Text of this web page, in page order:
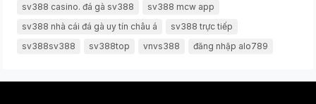
sv388 casino. đá gà sv388
sv388 mcw app
sv388 nhà cái đá gà uy tín châu á
sv388 trực tiếp
sv388sv388
sv388top vnvs388 đăng nhập alo789